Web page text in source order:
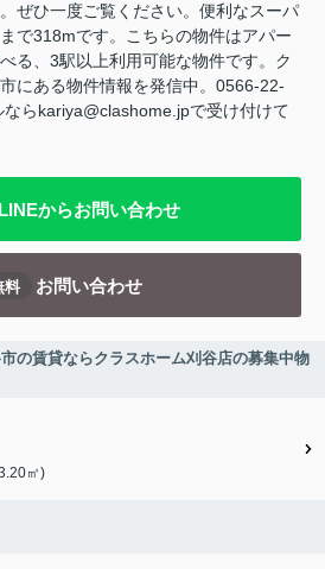
ぜひ一度ご覧ください。便利なスーパ
で318mです。こちらの物件はアパー
る、3駅以上利用可能な物件です。ク
にある物件情報を発信中。0566-22-
らkariya@clashome.jpで受け付けて
LINEからお問い合わせ
料 お問い合わせ
賃貸ならクラスホーム刈谷店の募集中物
㎡)